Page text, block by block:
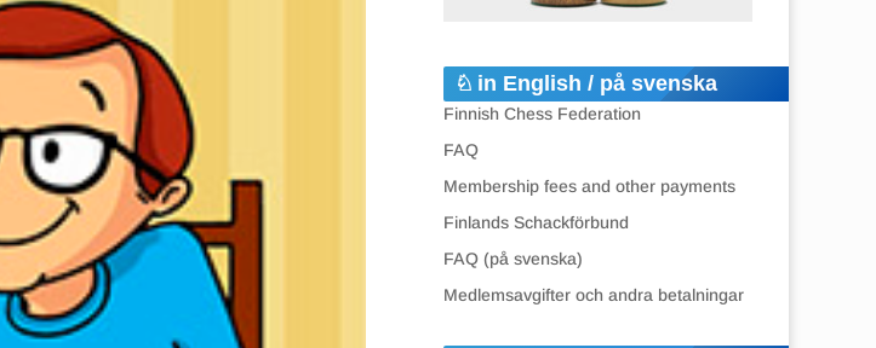
in English / på svenska
Finnish Chess Federation
FAQ
Membership fees and other payments
Finlands Schackförbund
FAQ (på svenska)
Medlemsavgifter och andra betalningar